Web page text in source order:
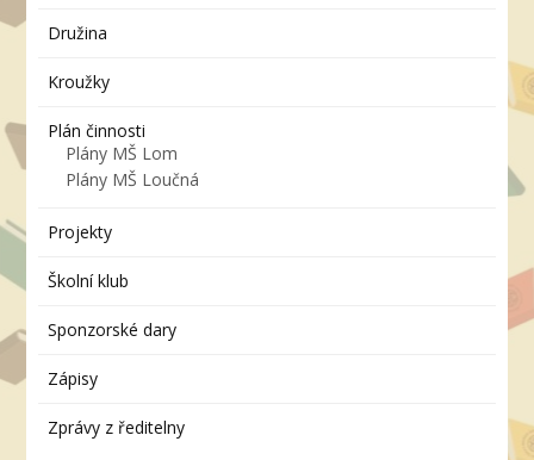
Družina
Kroužky
Plán činnosti
Plány MŠ Lom
Plány MŠ Loučná
Projekty
Školní klub
Sponzorské dary
Zápisy
Zprávy z ředitelny